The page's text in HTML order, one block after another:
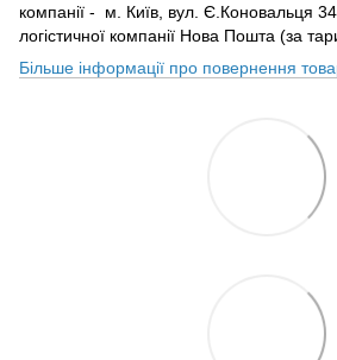
компанії - м. Київ, вул. Є.Коновальця
логістичної компанії Нова Пошта (за
Більше інформації про повернення